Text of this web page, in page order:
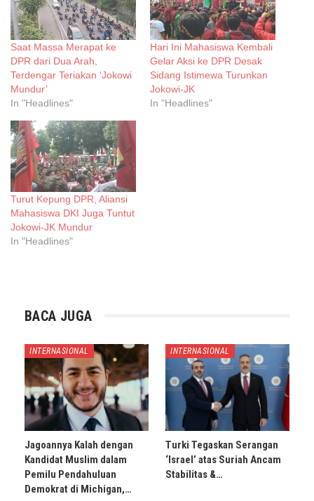
Saat Massa Merapat ke
DPR dari Dua Arah,
Terdengar Teriakan ‘Jokowi
Mundur’
In "Headlines"
Hari Ini Mahasiswa Kembali
Gelar Aksi ke DPR Desak
Sidang Istimewa Turunkan
Jokowi-JK
In "Headlines"
Turut Kepung DPR, Aliansi
Mahasiswa DKI Juga Tuntut
Jokowi-JK Mundur
In "Headlines"
BACA JUGA
INTERNASIONAL
Jagoannya Kalah dengan
Kandidat Muslim dalam
Pemilu Pendahuluan
Demokrat di Michigan,…
INTERNASIONAL
Turki Tegaskan Serangan
‘Israel’ atas Suriah Ancam
Stabilitas &…